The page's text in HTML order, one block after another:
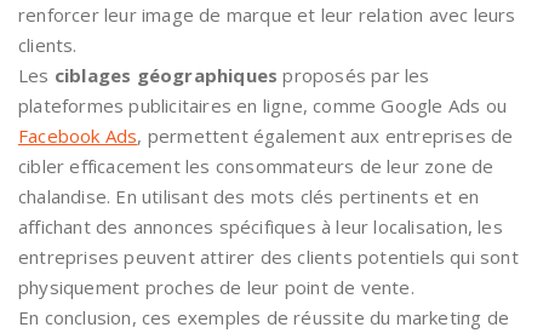
renforcer leur image de marque et leur relation avec leurs
clients.
Les ciblages géographiques proposés par les
plateformes publicitaires en ligne, comme Google Ads ou
Facebook Ads, permettent également aux entreprises de
cibler efficacement les consommateurs de leur zone de
chalandise. En utilisant des mots clés pertinents et en
affichant des annonces spécifiques à leur localisation, les
entreprises peuvent attirer des clients potentiels qui sont
physiquement proches de leur point de vente.
En conclusion, ces exemples de réussite du marketing de